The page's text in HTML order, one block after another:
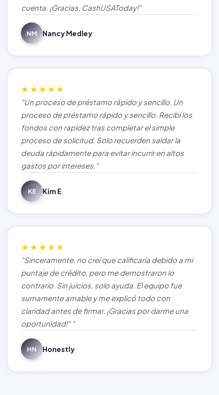
cuenta. ¡Gracias, CashUSAToday!"
NM Nancy Medley
★★★★★
"Un proceso de préstamo rápido y sencillo. Un
proceso de préstamo rápido y sencillo. Recibí los
fondos con rapidez tras completar el simple
proceso de solicitud. Solo recuerden saldar la
deuda rápidamente para evitar incurrir en altos
gastos por intereses."
KE Kim E
★★★★★
"Sinceramente, no creí que calificaría debido a mi
puntaje de crédito, pero me demostraron lo
contrario. Sin juicios, solo ayuda. El equipo fue
sumamente amable y me explicó todo con
claridad antes de firmar. ¡Gracias por darme una
oportunidad!" "
HN Honestly